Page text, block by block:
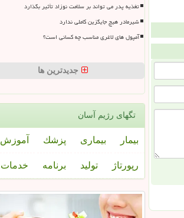
تغذیه پدر می تواند بر سلامت نوزاد تأثیر بگذارد
شیرمادر هیچ جایگزین کاملی ندارد
آمپول های لاغری مناسب چه کسانی است؟
جدیدترین ها
تگهای رژیم آسان
بیمار بیماری پزشك آموزش
رپورتاژ تولید برنامه خدمات